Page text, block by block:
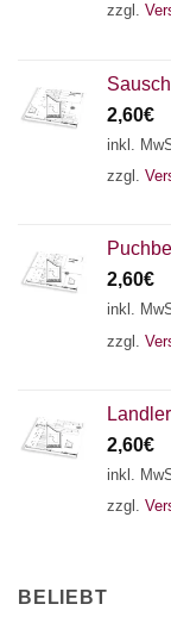
zzgl.
2,60€
inkl.
zzgl.
2,60€
inkl.
zzgl.
2,60€
inkl.
zzgl.
BELIEBT